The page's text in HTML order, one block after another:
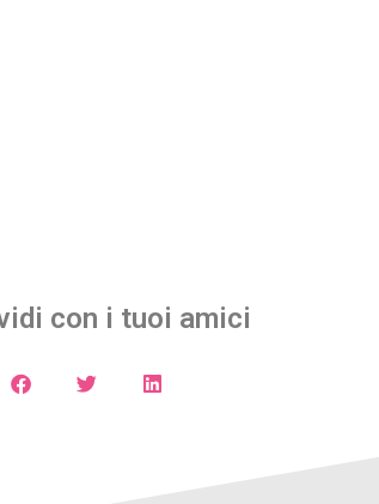
con i tuoi amici